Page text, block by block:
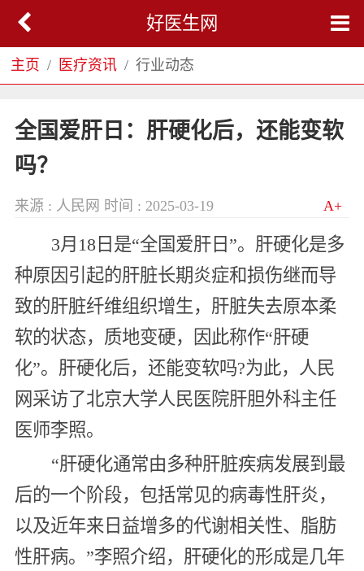
好医生网
主页 医疗资讯 行业动态
全国爱肝日：肝硬化后，还能变软
吗？
来源 : 人民网 时间 : 2025-03-19 A+
3月18日是“全国爱肝日”。肝硬化是多
种原因引起的肝脏长期炎症和损伤继而导
致的肝脏纤维组织增生，肝脏失去原本柔
软的状态，质地变硬，因此称作“肝硬
化”。肝硬化后，还能变软吗?为此，人民
网采访了北京大学人民医院肝胆外科主任
医师李照。
“肝硬化通常由多种肝脏疾病发展到最
后的一个阶段，包括常见的病毒性肝炎，
以及近年来日益增多的代谢相关性、脂肪
性肝病。”李照介绍，肝硬化的形成是几年